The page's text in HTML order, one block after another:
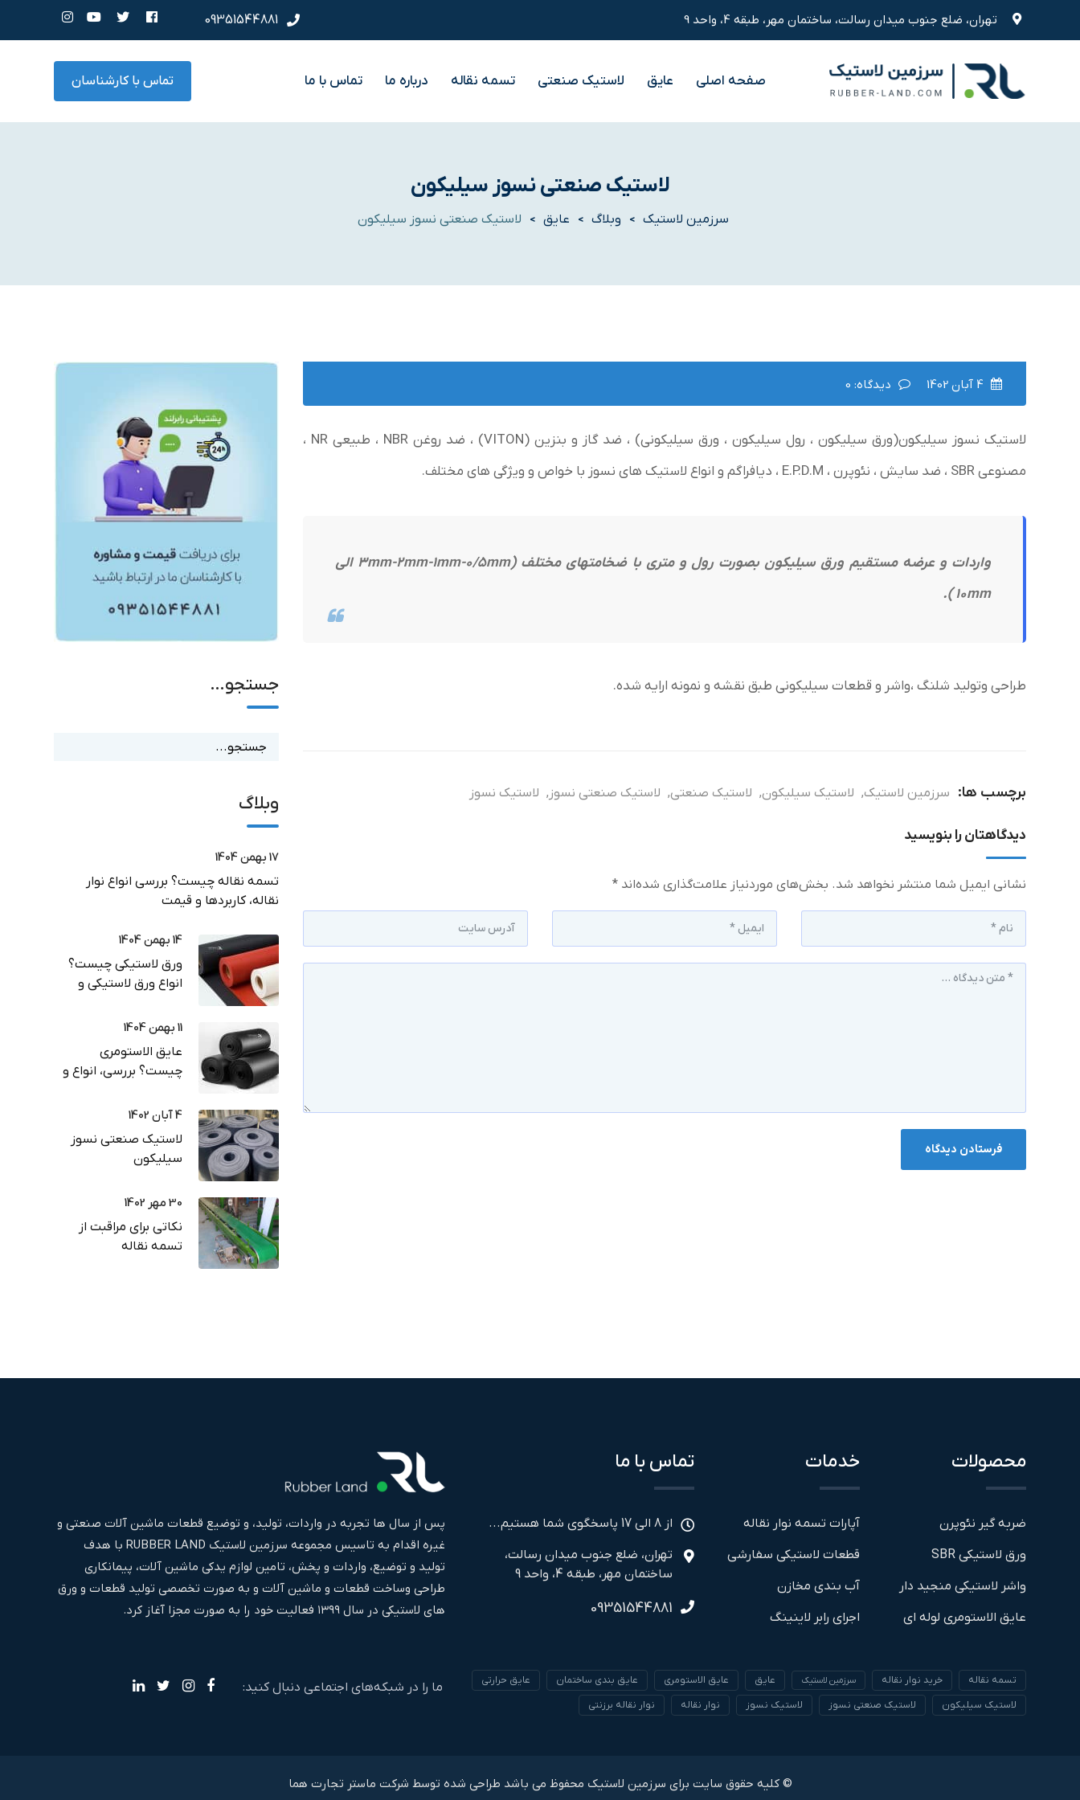
تهران، ضلع جنوب میدان رسالت، ساختمان مهر، طبقه 4، واحد 9 09351544881
صفحه اصلی عایق لاستیک صنعتی تسمه نقاله درباره ما تماس با ما تماس با کارشناسان
لاستیک صنعتی نسوز سیلیکون
سرزمین لاستیک > وبلاگ > عایق > لاستیک صنعتی نسوز سیلیکون
دیدگاه: 0
لاستیک نسوز سیلیکون(ورق سیلیکون ، رول سیلیکون ، ورق سیلیکونی) ، ضد گاز و بنزین (VITON) ، ضد روغن NBR ، طبیعی NR ،
مصنوعی SBR ، ضد سایش ، نئوپرن ، E.P.D.M ، دیافراگم و انواع لاستیک های نسوز با خواص و ویژگی های مختلف.
واردات و عرضه مستقیم ورق سیلیکون بصورت رول و متری با ضخامتهای مختلف (۳mm-2mm-1mm-0/5mm الی
۱۰mm ).
طراحی وتولید شلنگ ،واشر و قطعات سیلیکونی طبق نقشه و نمونه ارایه شده.
برچسب ها: سرزمین لاستیک, لاستیک سیلیکون, لاستیک صنعتی, لاستیک صنعتی نسوز , لاستیک نسوز
دیدگاهتان را بنویسید
نشانی ایمیل شما منتشر نخواهد شد. بخش‌های موردنیاز علامت‌گذاری شده‌اند *
جستجو…
وبلاگ
17 بهمن 1404
تسمه نقاله چیست؟ بررسی انواع نوار
نقاله، کاربردها و قیمت
14 بهمن 1404
ورق لاستیکی چیست؟
انواع ورق لاستیکی و
11 بهمن 1404
عایق الاستومری
چیست؟ بررسی، انواع و
4 آبان 1402
لاستیک صنعتی نسوز
سیلیکون
30 مهر 1402
نکاتی برای مراقبت از
تسمه نقاله
محصولات
ضربه گیر نئوپرن
ورق لاستیکی SBR
واشر لاستیکی منجید دار
عایق الاستومری لوله ای
خدمات
آپارات تسمه نوار نقاله
قطعات لاستیکی سفارشی
آب بندی مخازن
اجرای رابر لاینینگ
تماس با ما
از 8 الی 17 پاسخگوی شما هستیم...
تهران، ضلع جنوب میدان رسالت،
ساختمان مهر، طبقه 4، واحد 9
09351544881
پس از سال ها تجربه در واردات، تولید، و توضیع قطعات ماشین آلات صنعتی و
غیره اقدام به تاسیس مجموعه سرزمین لاستیک RUBBER LAND با هدف
تولید و توضیع، واردات و پخش، تامین لوازم یدکی ماشین آلات، پیمانکاری
طراحی وساخت قطعات و ماشین آلات و به صورت تخصصی تولید قطعات و ورق
های لاستیکی در سال ۱۳۹۹ فعالیت خود را به صورت مجزا آغاز کرد.
تسمه نقاله خرید نوار نقاله سرزمین لاستیک عایق عایق الاستومری عایق بندی ساختمان
عایق حرارتی
لاستیک سیلیکون
لاستیک صنعتی نسوز لاستیک نسوز نوار نقاله نوار نقاله برزنتی
ما را در شبکه‌های اجتماعی دنبال کنید:
© کلیه حقوق سایت برای سرزمین لاستیک محفوظ می باشد طراحی شده توسط شرکت ماستر تجارت هما